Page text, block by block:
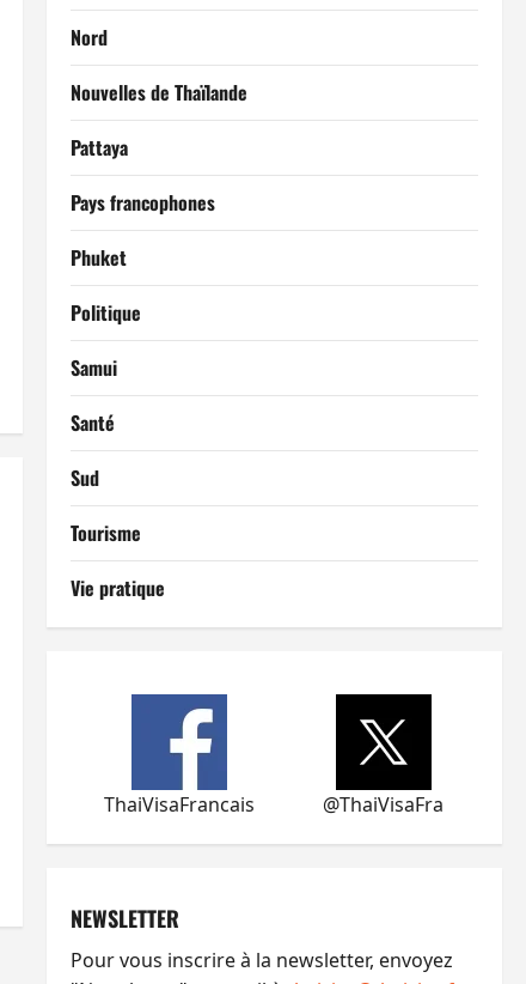
Nord
Nouvelles de Thaïlande
Pattaya
Pays francophones
Phuket
Politique
Samui
Santé
Sud
Tourisme
Vie pratique
ThaiVisaFrancais @ThaiVisaFra
NEWSLETTER
Pour vous inscrire à la newsletter, envoyez